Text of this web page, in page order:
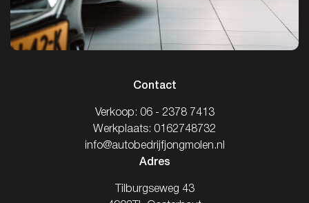
Contact
Verkoop: 06 - 2378 7413
Werkplaats: 0162748732
info@autobedrijfjongmolen.nl
Adres
Tilburgseweg 43